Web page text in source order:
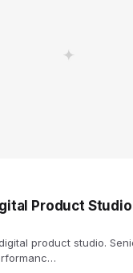
Product
product studio.